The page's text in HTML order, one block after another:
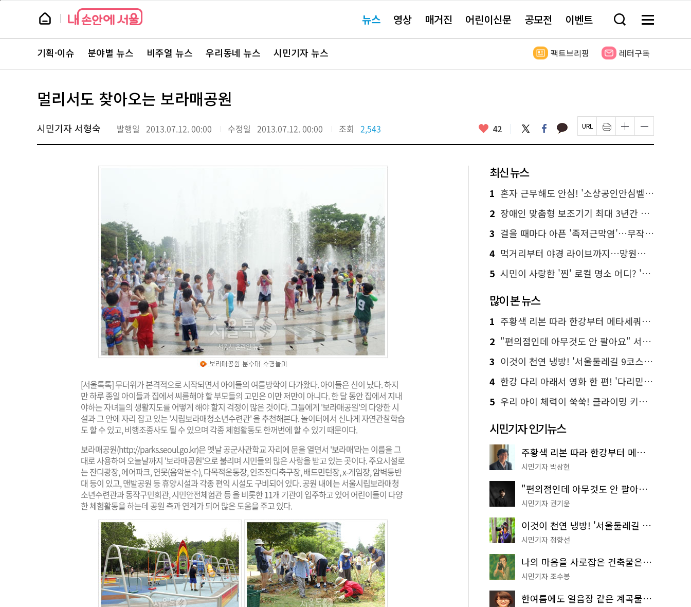
본
뉴
스 요뉴스 영상 매거진 어린이신문 공모전 이벤트 검
창
기
메
전
보
뉴
스
주
서
바
로
기획·이슈 분야별 뉴스 비주얼 뉴스 우리동네 뉴스 시민기자 뉴스 팩트브리핑 레터구독
멀리서도 찾아오는 보라매공원
시민기자 서형숙 발행일 2013.07.12. 00:00 수정일 2013.07.12. 00:00 조회 2,543 좋
요
42 트
위
터
페
이
스
카
카 페
이
지
인
쇄
하
글
자
크
하
기
글
자
크
하
기
[서울톡톡] 무더위가 본격적으로 시작되면서 아이들의 여름방학이 다가왔다. 아이들은 신이 났다. 하지
만 하루 종일 아이들과 집에서 씨름해야 할 부모들의 고민은 이만 저만이 아니다. 한 달 동안 집에서 지내
야하는 자녀들의 생활지도를 어떻게 해야 할지 걱정이 많은 것이다. 그들에게 '보라매공원'의 다양한 시
설과 그 안에 자리 잡고 있는 '시립보라매청소년수련관' 을 추천해본다. 놀이터에서 신나게 자연관찰학습
도 할 수 있고, 비행조종사도 될 수 있으며 각종 체험활동도 한꺼번에 할 수 있기 때문이다.
보라매공원(http://parks.seoul.go.kr)은 옛날 공군사관학교 자리에 문을 열면서 '보라매'라는 이름을 그
대로 사용하여 오늘날까지 '보라매공원'으로 불리며 시민들의 많은 사랑을 받고 있는 곳이다. 주요시설로
는 잔디광장, 에어파크, 연못(음악분수), 다목적운동장, 인조잔디축구장, 배드민턴장, x-게임장, 암벽등반
대 등이 있고, 맨발공원 등 휴양시설과 각종 편익 시설도 구비되어 있다. 공원 내에는 서울시립보라매청
소년수련관과 동작구민회관, 시민안전체험관 등 을 비롯한 11개 기관이 입주하고 있어 어린이들이 다양
한 체험활동을 하는데 공원 측과 연계가 되어 많은 도움을 주고 있다.
최신 뉴스
1 혼자 근무해도 안심! '소상공인안심벨' 신청하세요
2 장애인 맞춤형 보조기기 최대 3년간 무상 대여…삶의 질 높인다
3 걸을 때마다 아픈 '족저근막염'…무작정 참지 말고 '이것' 해보세요!
4 먹거리부터 야경 라이브까지…망원한강공원 알짜 코스
5 시민이 사랑한 '찐' 로컬 명소 어디? '서울에디션25' 추천 코스
많이 본 뉴스
1 주황색 리본 따라 한강부터 메타세쿼이아 숲길까지…서울둘레길 15코스
2 "편의점인데 아무것도 안 팔아요" 서울에서 가장 특별한 편의점의 정체
3 이것이 천연 냉방! '서울둘레길 9코스'로 숲속 피서 떠나볼까
4 한강 다리 아래서 영화 한 편! '다리밑 영화관' 무료 상영
5 우리 아이 체력이 쑥쑥! 클라이밍 키즈카페·어린이 체력장
시민기자 인기뉴스
주황색 리본 따라 한강부터 메타세쿼이아 숲길까지…서울둘레길 15코스
시민기자 박상현
"편의점인데 아무것도 안 팔아요" 서울에서 가장 특별한 편의점의 정체
시민기자 권기윤
이것이 천연 냉방! '서울둘레길 9코스'로 숲속 피서 떠나볼까
시민기자 정향선
나의 마음을 사로잡은 건축물은? '서울시 건축상' 수상작 공개!
시민기자 조수봉
한여름에도 얼음장 같은 계곡물! 서울 '진관사 계곡'이 천국이네~
페